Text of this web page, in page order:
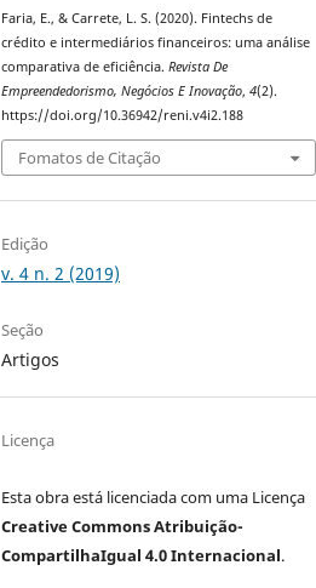
Faria, E., & Carrete, L. S. (2020). Fintechs de
crédito e intermediários financeiros: uma análise
comparativa de eficiência.Revista De
Empreendedorismo, Negócios E Inovação,4(2).
https://doi.org/10.36942/reni.v4i2.188
Fomatos de Citação
Edição
v. 4 n. 2 (2019)
Seção
Artigos
Licença
Esta obra está licenciada com uma Licença
Creative Commons Atribuição-
CompartilhaIgual 4.0 Internacional.